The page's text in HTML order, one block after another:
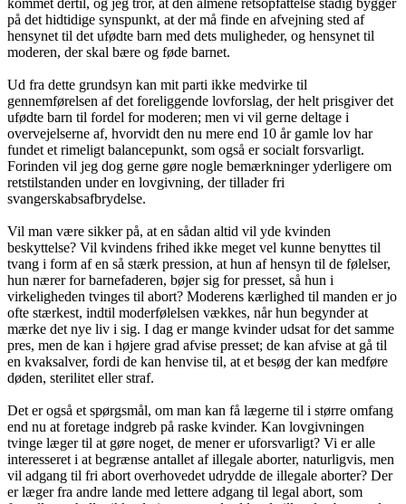
kommet dertil, og jeg tror, at den almene retsopfattelse stadig bygger
på det hidtidige synspunkt, at der må finde en afvejning sted af
hensynet til det ufødte barn med dets muligheder, og hensynet til
moderen, der skal bære og føde barnet.
Ud fra dette grundsyn kan mit parti ikke medvirke til
gennemførelsen af det foreliggende lovforslag, der helt prisgiver det
ufødte barn til fordel for moderen; men vi vil gerne deltage i
overvejelserne af, hvorvidt den nu mere end 10 år gamle lov har
fundet et rimeligt balancepunkt, som også er socialt forsvarligt.
Forinden vil jeg dog gerne gøre nogle bemærkninger yderligere om
retstilstanden under en lovgivning, der tillader fri
svangerskabsafbrydelse.
Vil man være sikker på, at en sådan altid vil yde kvinden
beskyttelse? Vil kvindens frihed ikke meget vel kunne benyttes til
tvang i form af en så stærk pression, at hun af hensyn til de følelser,
hun nærer for barnefaderen, bøjer sig for presset, så hun i
virkeligheden tvinges til abort? Moderens kærlighed til manden er jo
ofte stærkest, indtil moderfølelsen vækkes, når hun begynder at
mærke det nye liv i sig. I dag er mange kvinder udsat for det samme
pres, men de kan i højere grad afvise presset; de kan afvise at gå til
en kvaksalver, fordi de kan henvise til, at et besøg der kan medføre
døden, sterilitet eller straf.
Det er også et spørgsmål, om man kan få lægerne til i større omfang
end nu at foretage indgreb på raske kvinder. Kan lovgivningen
tvinge læger til at gøre noget, de mener er uforsvarligt? Vi er alle
interesseret i at begrænse antallet af illegale aborter, naturligvis, men
vil adgang til fri abort overhovedet udrydde de illegale aborter? Der
er læger fra andre lande med lettere adgang til legal abort, som